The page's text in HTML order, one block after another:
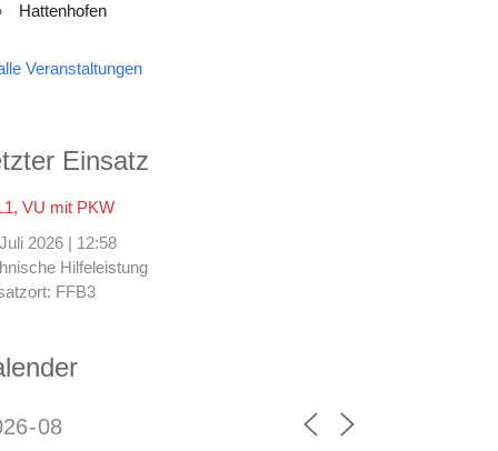
Hattenhofen
Veranstaltungen
Einsatz
VU mit PKW
2026 | 12:58
Hilfeleistung
FFB3